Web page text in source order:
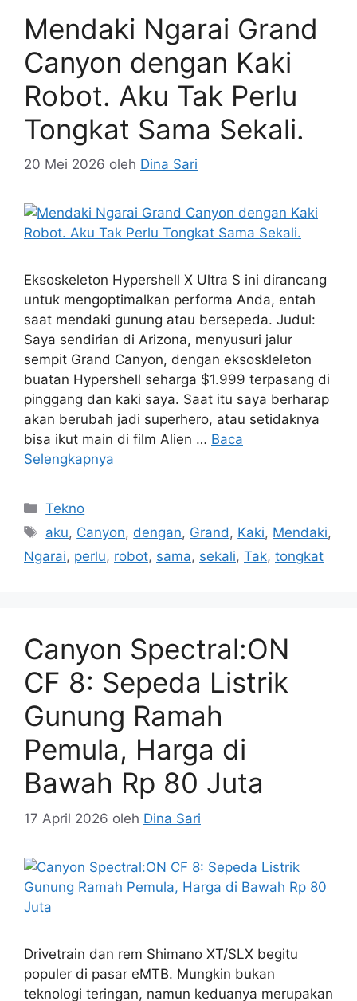
Mendaki Ngarai Grand
Canyon dengan Kaki
Robot. Aku Tak Perlu
Tongkat Sama Sekali.
20 Mei 2026 oleh Dina Sari
Eksoskeleton Hypershell X Ultra S ini dirancang
untuk mengoptimalkan performa Anda, entah
saat mendaki gunung atau bersepeda. Judul:
Saya sendirian di Arizona, menyusuri jalur
sempit Grand Canyon, dengan eksoskleleton
buatan Hypershell seharga $1.999 terpasang di
pinggang dan kaki saya. Saat itu saya berharap
akan berubah jadi superhero, atau setidaknya
bisa ikut main di film Alien … Baca
Selengkapnya
Kategori
Tekno
Tag
aku, Canyon, dengan, Grand, Kaki, Mendaki,
Ngarai, perlu, robot, sama, sekali, Tak, tongkat
Canyon Spectral:ON
CF 8: Sepeda Listrik
Gunung Ramah
Pemula, Harga di
Bawah Rp 80 Juta
17 April 2026 oleh Dina Sari
Drivetrain dan rem Shimano XT/SLX begitu
populer di pasar eMTB. Mungkin bukan
teknologi teringan, namun keduanya merupakan